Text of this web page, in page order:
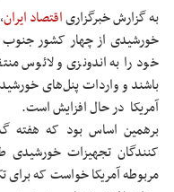
به گزارش خبرگزاریاقتصاد ایران
خورشیدی از چهار کشور جنوب
خود را به اندونزی و لائوس
باشند و واردات پنل‌های
آمریکا در حال افزایش است.
برهمین اساس بود که هفته
کنندگان تجهیزات
مربوطه آمریکا خواست که برای